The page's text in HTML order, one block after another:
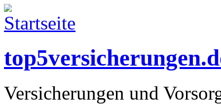
Versicherungen und